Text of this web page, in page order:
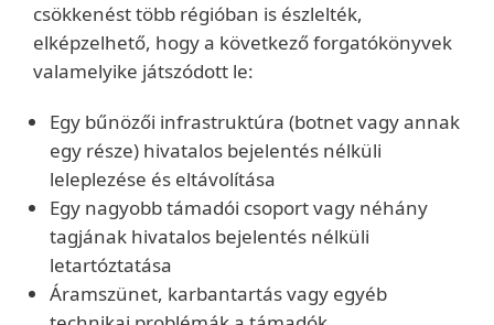
csökkenést több régióban is észlelték,
elképzelhető, hogy a következő forgatókönyvek
valamelyike játszódott le:
Egy bűnözői infrastruktúra (botnet vagy annak
egy része) hivatalos bejelentés nélküli
leleplezése és eltávolítása
Egy nagyobb támadói csoport vagy néhány
tagjának hivatalos bejelentés nélküli
letartóztatása
Áramszünet, karbantartás vagy egyéb